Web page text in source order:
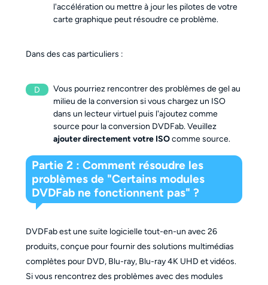
l'accélération ou mettre à jour les pilotes de votre
carte graphique peut résoudre ce problème.
Dans des cas particuliers :
D
Vous pourriez rencontrer des problèmes de gel au
milieu de la conversion si vous chargez un ISO
dans un lecteur virtuel puis l'ajoutez comme
source pour la conversion DVDFab. Veuillez
ajouter directement votre ISOcomme source.
Partie 2 : Comment résoudre les
problèmes de "Certains modules
DVDFab ne fonctionnent pas" ?
DVDFab est une suite logicielle tout-en-un avec 26
produits, conçue pour fournir des solutions multimédias
complètes pour DVD, Blu-ray, Blu-ray 4K UHD et vidéos.
Si vous rencontrez des problèmes avec des modules